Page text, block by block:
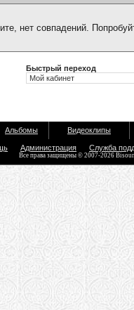
нет совпадений.
Быстрый переход
Альбомы Видеоклипы
Администрация Служба
Все права защищены © 2007-2026